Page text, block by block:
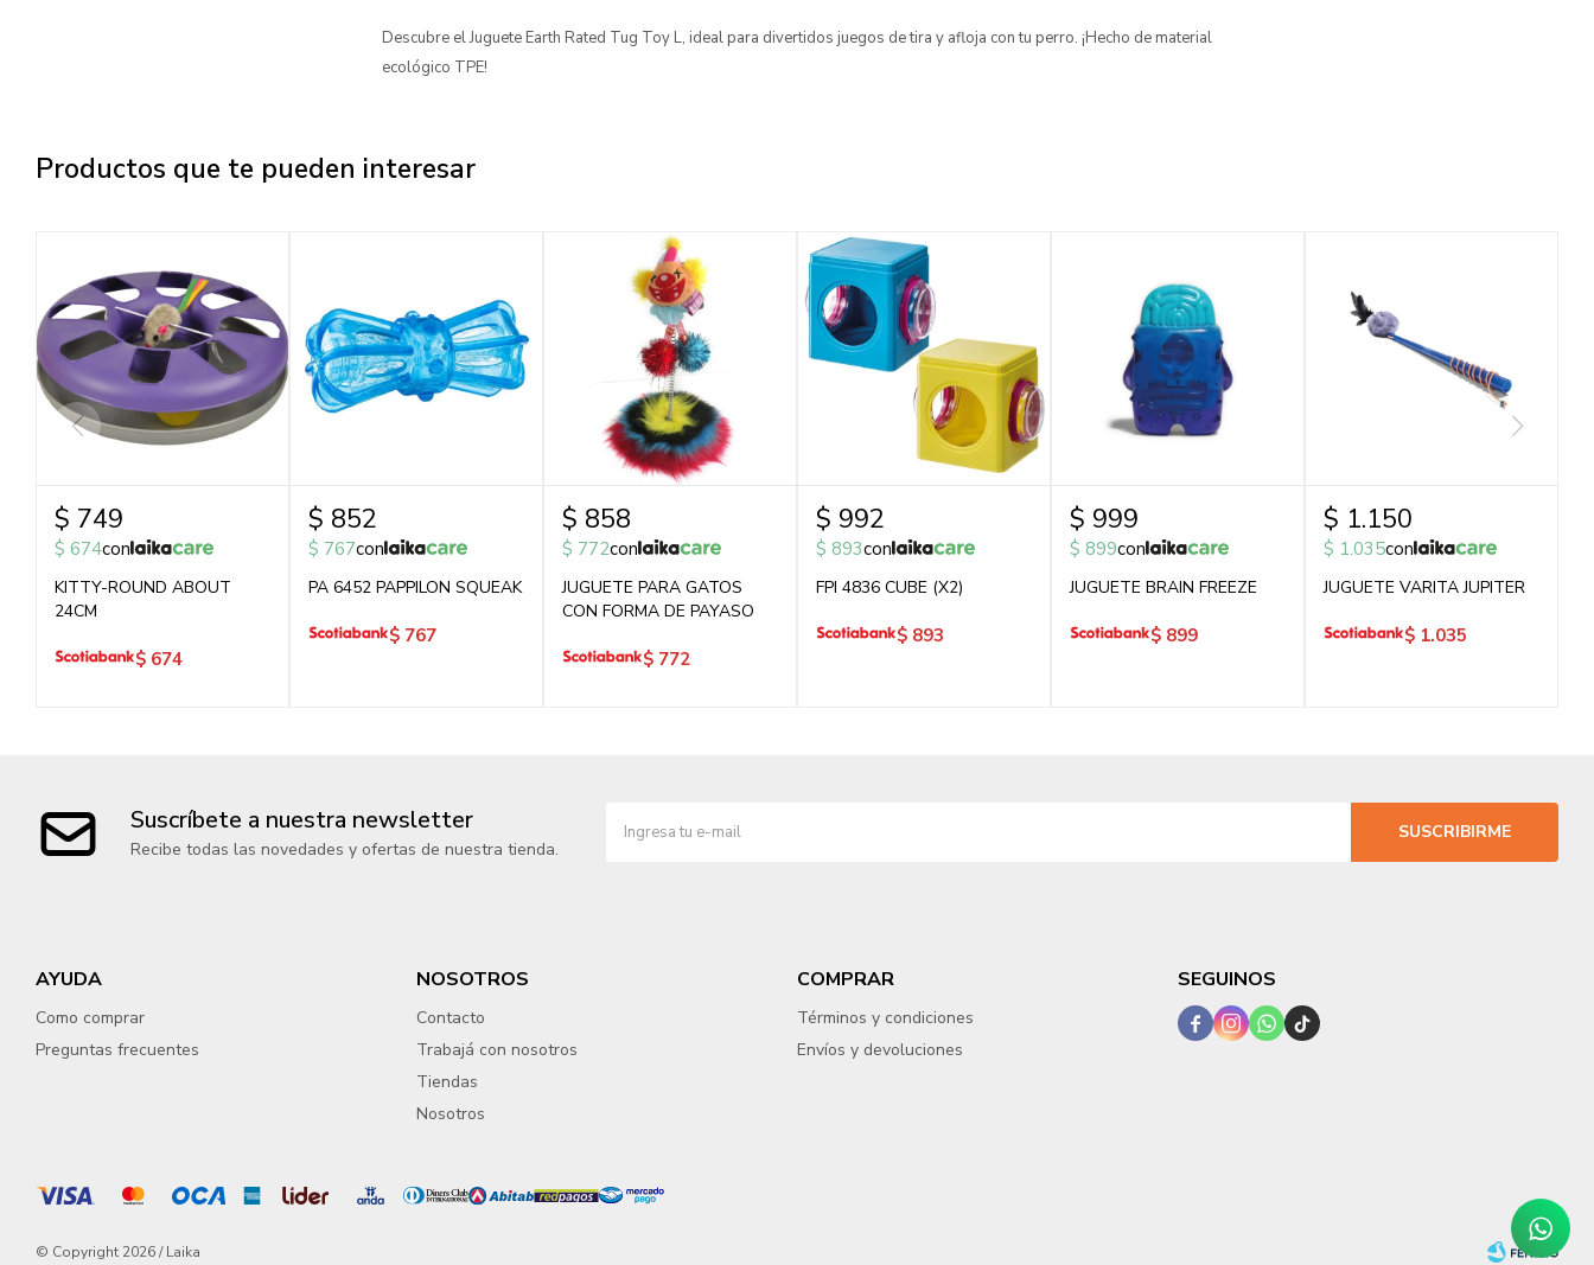
Descubre el Juguete Earth Rated Tug Toy L, ideal para divertidos juegos de tira y afloja con tu perro. ¡Hecho de material
ecológico TPE!
Productos que te pueden interesar
$ 749
$ 674con
KITTY-ROUND ABOUT
24CM
$ 674
$ 852
$ 767con
PA 6452 PAPPILON SQUEAK
$ 767
$ 858
$ 772con
JUGUETE PARA GATOS
CON FORMA DE PAYASO
$ 772
$ 992
$ 893con
FPI 4836 CUBE (X2)
$ 893
$ 999
$ 899con
JUGUETE BRAIN FREEZE
$ 899
$ 1.150
$ 1.035con
JUGUETE VARITA JUPITER
$ 1.035
Suscríbete a nuestra newsletter
Recibe todas las novedades y ofertas de nuestra tienda.
SUSCRIBIRME
AYUDA
Como comprar
Preguntas frecuentes
NOSOTROS
Contacto
Trabajá con nosotros
Tiendas
Nosotros
COMPRAR
Términos y condiciones
Envíos y devoluciones
SEGUINOS
   
© Copyright 2026 / Laika